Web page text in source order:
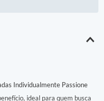
Individualmente Passione
ideal para quem busca